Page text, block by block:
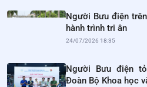
Người Bưu điện
hành trình tri ân
24/07/2026 18:35
Người Bưu điện
Đoàn Bộ Khoa học